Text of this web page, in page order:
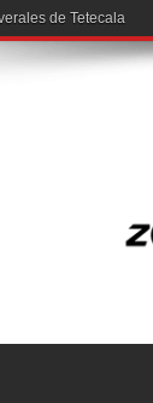
de Tetecala